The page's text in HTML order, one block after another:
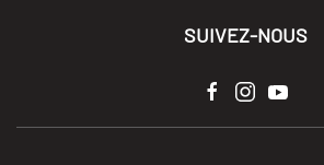
SUIVEZ-NOUS